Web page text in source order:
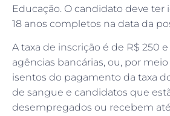
Educação. O candidato deve
18 anos completos na data da
A taxa de inscrição é de R$ 250
agências bancárias, ou, por
isentos do pagamento da taxa
de sangue e candidatos que
desempregados ou recebem